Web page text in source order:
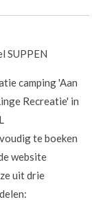
SUPPEN
camping 'Aan
Recreatie' in
te boeken
website
uit drie